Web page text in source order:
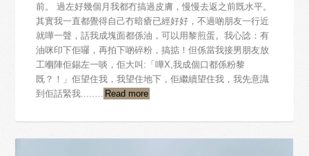
前。 過左好幾個月我都冇搞過皮膚，慢慢去返之前既水平。
其實我一直都覺得自己冇暗瘡已經好好，不過啲朋友一行近
就嘩一聲，話我成塊面都係油，可以用黎煎蛋。我心諗：有
油咪印下佢囉，再拍下啲碎粉，搞掂！但係當我接男朋友放
工嗰陣佢錫左一啖，佢大叫:「嘩X,我成個口都係粉黎
既？！」佢望住我，我望住地下，佢繼續望住我，我先意識
到佢話緊我.....…
Read more